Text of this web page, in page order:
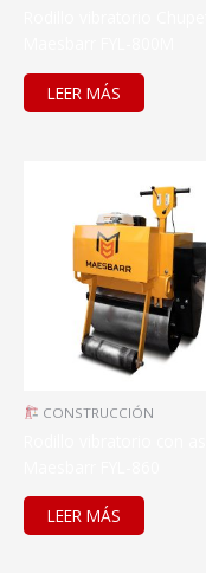
LEER MÁS
CONSTRUCCIÓN
LEER MÁS